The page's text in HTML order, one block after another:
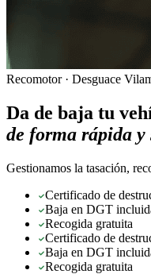
Recomotor · Desguace
Da de baja tu
de forma rápida
Gestionamos la tasación,
Certificado de
Baja en DGT
Recogida gratuita
Certificado de
Baja en DGT
Recogida gratuita